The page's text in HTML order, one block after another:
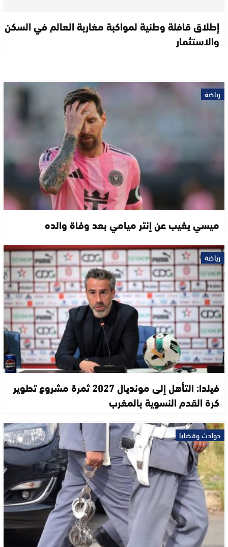
إطلاق قافلة وطنية لمواكبة مغاربة العالم في السكن
والاستثمار
رياضة
ميسي يغيب عن إنتر ميامي بعد وفاة والده
رياضة
فيلدا: التأهل إلى مونديال 2027 ثمرة مشروع تطوير
كرة القدم النسوية بالمغرب
حوادث وقضايا